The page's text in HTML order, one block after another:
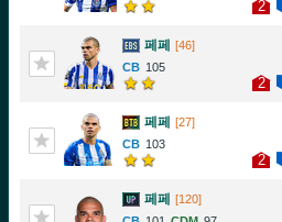
2
페페
[46]
105
2
페페
[27]
103
2
페페
[120]